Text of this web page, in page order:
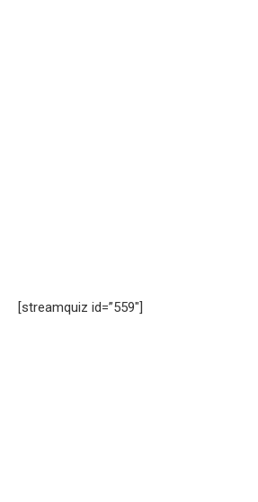
[streamquiz id=”559″]